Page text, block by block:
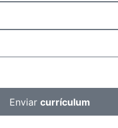
Enviar currículum